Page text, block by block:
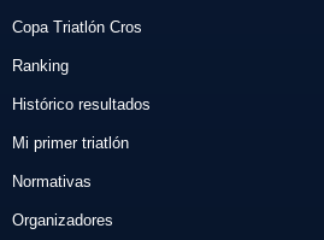
Copa Triatlón Cros
Ranking
Histórico resultados
Mi primer triatlón
Normativas
Organizadores